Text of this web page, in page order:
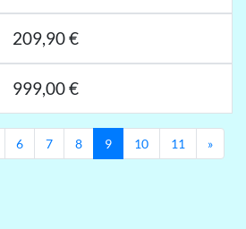
209,90 €
999,00 €
6 7 8 9 10 11 »Next